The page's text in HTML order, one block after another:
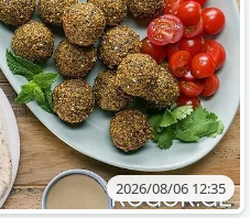
2026/08/06 12:35